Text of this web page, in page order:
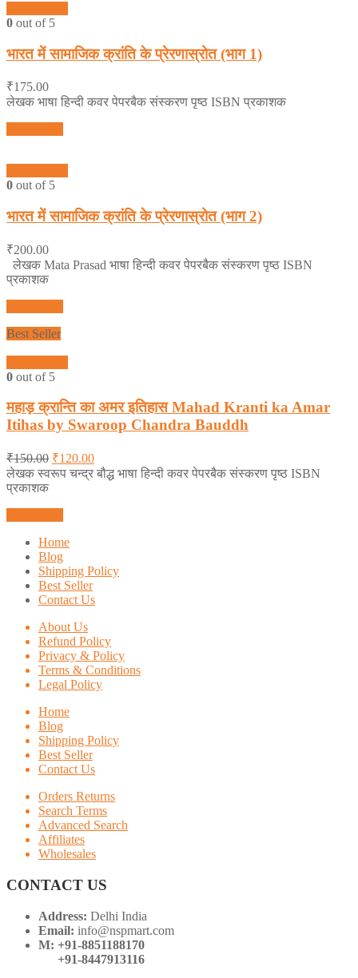
0 out of 5
भारत में सामाजिक क्रांति के प्रेरणास्रोत (भाग 1)
₹175.00
लेखक भाषा हिन्दी कवर पेपरबैक संस्करण पृष्ठ ISBN प्रकाशक
0 out of 5
भारत में सामाजिक क्रांति के प्रेरणास्रोत (भाग 2)
₹200.00
लेखक Mata Prasad भाषा हिन्दी कवर पेपरबैक संस्करण पृष्ठ ISBN
प्रकाशक
Best Seller
0 out of 5
महाड़ क्रान्ति का अमर इतिहास Mahad Kranti ka Amar
Itihas by Swaroop Chandra Bauddh
₹150.00 ₹120.00
लेखक स्वरूप चन्द्र बौद्ध भाषा हिन्दी कवर पेपरबैक संस्करण पृष्ठ ISBN
प्रकाशक
Home
Blog
Shipping Policy
Best Seller
Contact Us
About Us
Refund Policy
Privacy & Policy
Terms & Conditions
Legal Policy
Home
Blog
Shipping Policy
Best Seller
Contact Us
Orders Returns
Search Terms
Advanced Search
Affiliates
Wholesales
CONTACT US
Address: Delhi India
Email: info@nspmart.com
M: +91-8851188170
+91-8447913116